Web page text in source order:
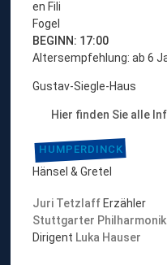
o
t
ü
i
n
d
r
u
n
BEGINN: 17:00
Altersempfehlung: ab 6
Gustav-Siegle-Haus
Hier finden Sie alle
HUMPERDINCK
Hänsel & Gretel
Juri Tetzlaff Erzähler
Stuttgarter
Dirigent Luka Hauser